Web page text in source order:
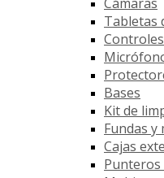
Tabletas
Controles
Bases
Kit de
Fundas y
Cajas
Punteros